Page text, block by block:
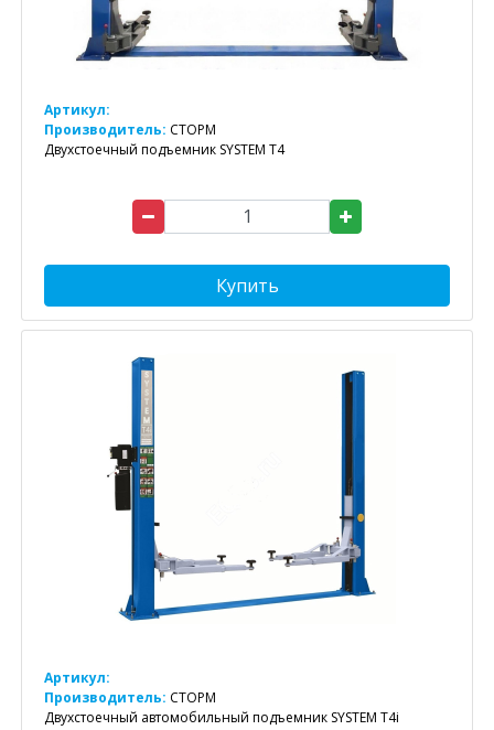
Артикул:
Производитель: СТОРМ
Двухстоечный подъемник SYSTEM T4
Купить
Артикул:
Производитель: СТОРМ
Двухстоечный автомобильный подъемник SYSTEM T4i